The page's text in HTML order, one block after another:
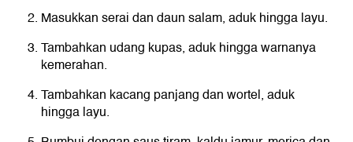
Masukkan serai dan daun salam, aduk hingga layu.
Tambahkan udang kupas, aduk hingga warnanya
kemerahan.
Tambahkan kacang panjang dan wortel, aduk
hingga layu.